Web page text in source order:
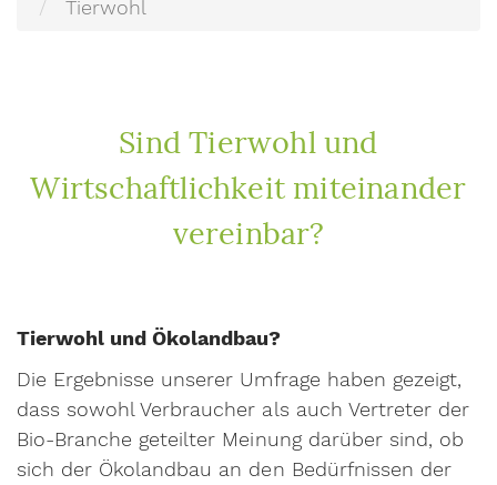
Tierwohl
Sind Tierwohl und
Wirtschaftlichkeit miteinander
vereinbar?
Tierwohl und Ökolandbau?
Die Ergebnisse unserer Umfrage haben gezeigt,
dass sowohl Verbraucher als auch Vertreter der
Bio-Branche geteilter Meinung darüber sind, ob
sich der Ökolandbau an den Bedürfnissen der